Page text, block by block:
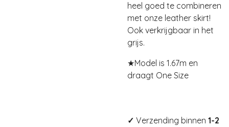
heel goed te combineren
met onze leather skirt!
Ook verkrijgbaar in het
grijs.
★Model is 1.67m en
draagt One Size
✓ Verzending binnen 1-2